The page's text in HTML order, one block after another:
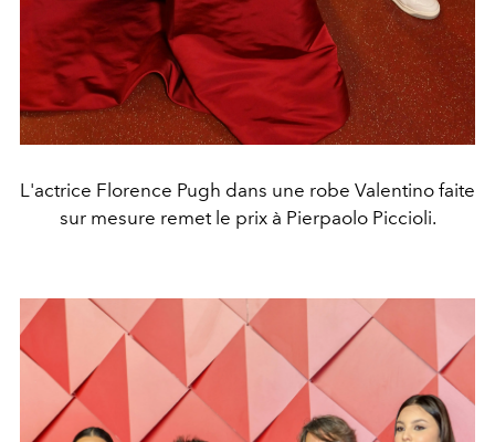
L'actrice Florence Pugh dans une robe Valentino faite
sur mesure remet le prix à Pierpaolo Piccioli.